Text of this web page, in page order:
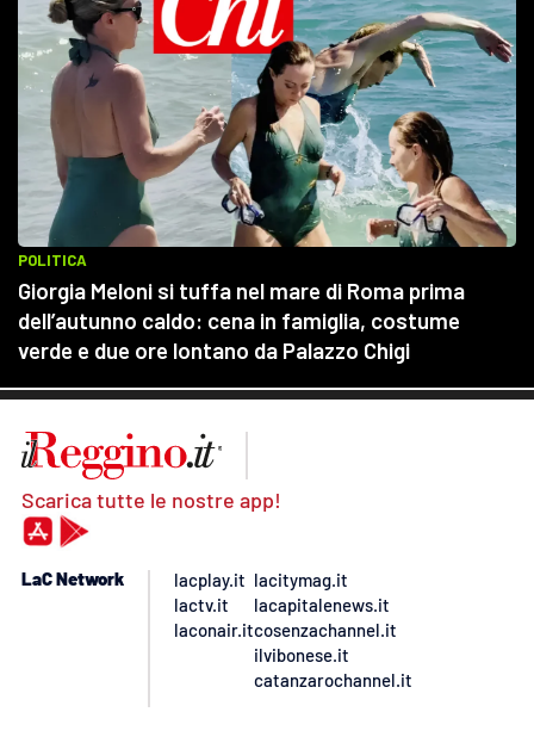
Scarica tutte le nostre app!
LaC Network
lacplay.it
lactv.it
laconair.it
lacitymag.it
lacapitalenews.it
cosenzachannel.it
ilvibonese.it
catanzarochannel.it